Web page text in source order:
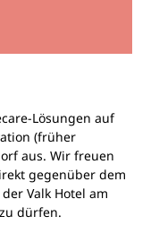
Lösungen auf
(früher
aus. Wir freuen
gegenüber dem
Valk Hotel am
dürfen.